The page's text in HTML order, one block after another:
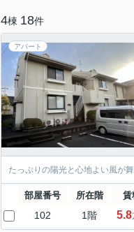
4棟 18件
アパート
たっぷりの陽光と心地よい風が
部屋番号 所在階 賃
102 1階 5.8